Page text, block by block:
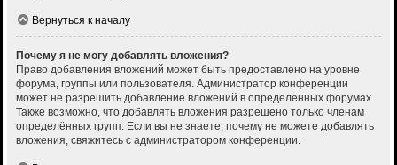
Вернуться к началу
Почему я не могу добавлять вложения?
Право добавления вложений может быть предоставлено на уровне
форума, группы или пользователя. Администратор конференции
может не разрешить добавление вложений в определённых форумах.
Также возможно, что добавлять вложения разрешено только членам
определённых групп. Если вы не знаете, почему не можете добавлять
вложения, свяжитесь с администратором конференции.